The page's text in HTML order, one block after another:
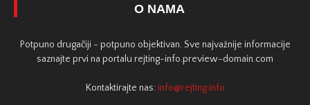
O NAMA
Potpuno drugačiji - potpuno objektivan. Sve najvažnije informacije
saznajte prvi na portalu rejting-info.preview-domain.com
Kontaktirajte nas: info@rejting.info